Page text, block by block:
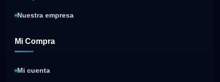
Nuestra empresa
Mi Compra
Mi cuenta